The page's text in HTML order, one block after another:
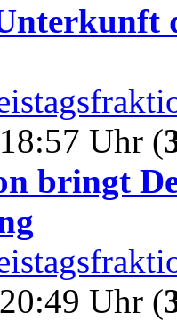
Uhr (
bringt
Uhr (